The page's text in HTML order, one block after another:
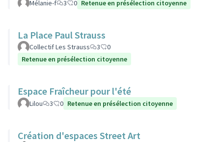
Mélanie-f 3 0 Retenue en présélection citoyenne
La Place Paul Strauss
Collectif Les Strauss 3
0
Retenue en présélection citoyenne
Espace Fraîcheur pour l'été
Lilou 3 0 Retenue en présélection citoyenne
Création d'espaces Street Art